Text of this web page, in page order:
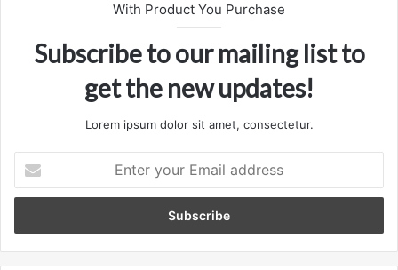
With Product You Purchase
Subscribe to our mailing list to
get the new updates!
Lorem ipsum dolor sit amet, consectetur.
your
Email